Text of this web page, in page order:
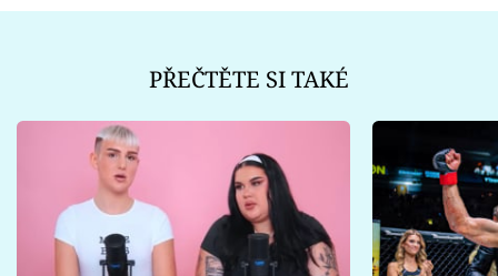
PŘEČTĚTE SI TAKÉ